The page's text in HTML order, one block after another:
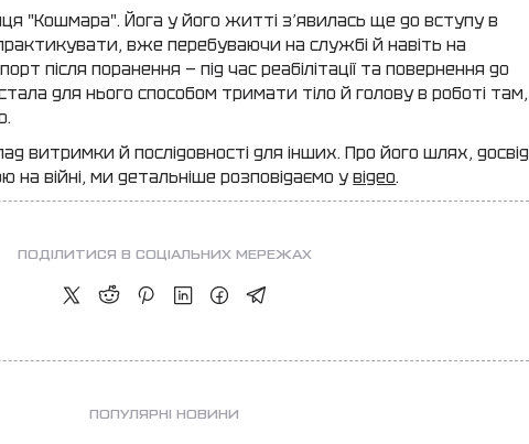
"Кошмара". Йога у його житті зʼявилась ще до вступу в
вже перебуваючи на службі й навіть на
після поранення — під час реабілітації та повернення до
для нього способом тримати тіло й голову в роботі там,
витримки й послідовності для інших. Про його шлях, досвід
на війні, ми детальніше розповідаємо увідео.
ПОДІЛИТИСЯ В СОЦІАЛЬНИХ МЕРЕЖАХ
ПОПУЛЯРНІ НОВИНИ